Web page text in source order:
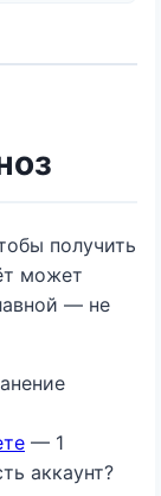
получить
может
— не
— 1
аккаунт?